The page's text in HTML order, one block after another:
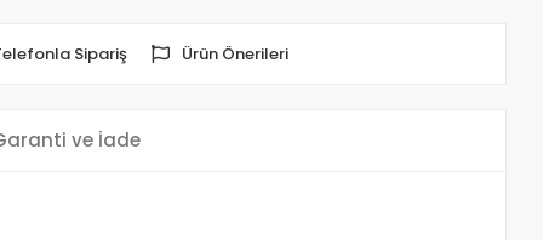
Sipariş Ürün Önerileri
ve İade